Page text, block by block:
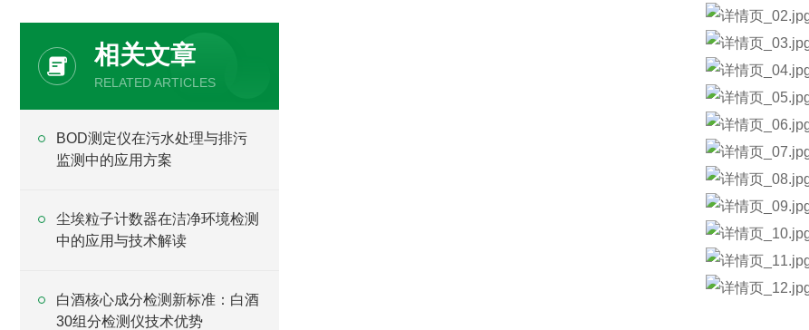
相关文章
RELATED ARTICLES
BOD测定仪在污水处理与排污
监测中的应用方案
尘埃粒子计数器在洁净环境检测
中的应用与技术解读
白酒核心成分检测新标准：白酒
30组分检测仪技术优势